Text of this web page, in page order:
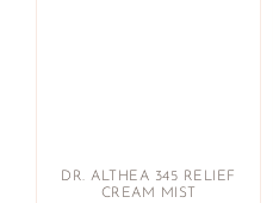
DR. ALTHEA 345 RELIEF
CREAM MIST